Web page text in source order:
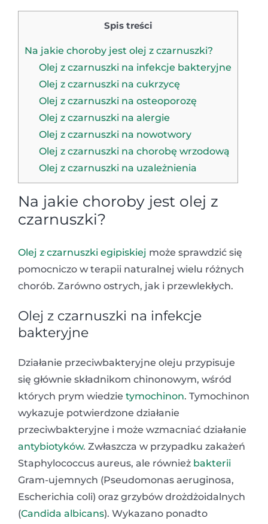
Spis treści
Na jakie choroby jest olej z czarnuszki?
Olej z czarnuszki na infekcje bakteryjne
Olej z czarnuszki na cukrzycę
Olej z czarnuszki na osteoporozę
Olej z czarnuszki na alergie
Olej z czarnuszki na nowotwory
Olej z czarnuszki na chorobę wrzodową
Olej z czarnuszki na uzależnienia
Na jakie choroby jest olej z
czarnuszki?
Olej z czarnuszki egipiskiej może sprawdzić się
pomocniczo w terapii naturalnej wielu różnych
chorób. Zarówno ostrych, jak i przewlekłych.
Olej z czarnuszki na infekcje
bakteryjne
Działanie przeciwbakteryjne oleju przypisuje
się głównie składnikom chinonowym, wśród
których prym wiedzie tymochinon. Tymochinon
wykazuje potwierdzone działanie
przeciwbakteryjne i może wzmacniać działanie
antybiotyków. Zwłaszcza w przypadku zakażeń
Staphylococcus aureus, ale również bakterii
Gram-ujemnych (Pseudomonas aeruginosa,
Escherichia coli) oraz grzybów drożdżoidalnych
(Candida albicans). Wykazano ponadto